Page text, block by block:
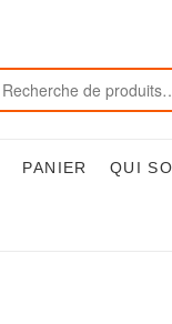
PANIER QUI